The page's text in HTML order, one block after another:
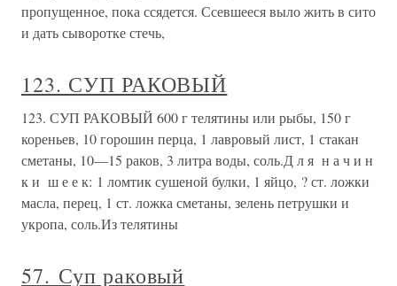
пропущенное, пока ссядется. Ссевшееся выло жить в сито
и дать сыворотке стечь,
123. СУП РАКОВЫЙ
123. СУП РАКОВЫЙ 600 г телятины или рыбы, 150 г
кореньев, 10 горошин перца, 1 лавровый лист, 1 стакан
сметаны, 10—15 раков, 3 литра воды, соль.Д л я н а ч и н
к и ш е е к: 1 ломтик сушеной булки, 1 яйцо, ? ст. ложки
масла, перец, 1 ст. ложка сметаны, зелень петрушки и
укропа, соль.Из телятины
57. Суп раковый